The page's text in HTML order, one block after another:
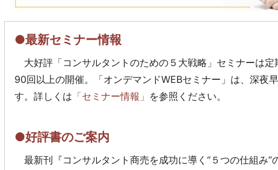
●最新セミナー情報
大好評「コンサルタントのための５大戦略」セミナーは
90回以上の開催。「オンデマンドWEBセミナー」は、深夜
す。詳しくは 「セミナー情報」 を参照ください。
●好評書のご案内
最新刊『コンサルタント商売を成功に導く“５つの仕組み”